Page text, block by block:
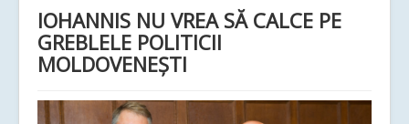
IOHANNIS NU VREA SĂ CALCE PE
GREBLELE POLITICII
MOLDOVENEȘTI